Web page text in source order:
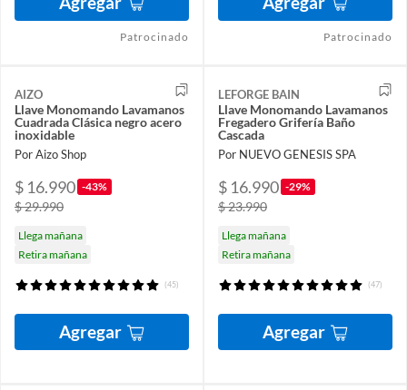
Patrocinado Patrocinado
AIZO
Llave Monomando Lavamanos
Cuadrada Clásica negro acero
inoxidable
Por Aizo Shop
$ 16.990 -43%
$ 29.990
Llega mañana
Retira mañana
(45)
Agregar
LEFORGE BAIN
Llave Monomando Lavamanos
Fregadero Grifería Baño
Cascada
Por NUEVO GENESIS SPA
$ 16.990 -29%
$ 23.990
Llega mañana
Retira mañana
(47)
Agregar